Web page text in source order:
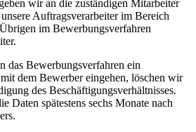
wir an die zuständigen Mitarbeiter
Auftragsverarbeiter im Bereich
im Bewerbungsverfahren
das Bewerbungsverfahren ein
dem Bewerber eingehen, löschen wir
des Beschäftigungsverhältnisses.
Daten spätestens sechs Monate nach